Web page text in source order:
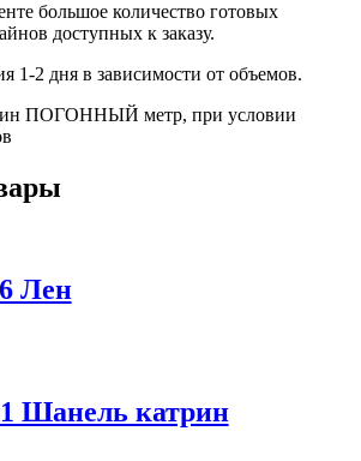
большое количество готовых
доступных к заказу.
1-2 дня в зависимости от объемов.
ПОГОННЫЙ метр, при условии
Лен
Шанель катрин